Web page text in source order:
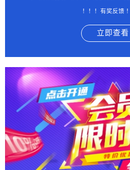
！！！有奖反馈
立即查看